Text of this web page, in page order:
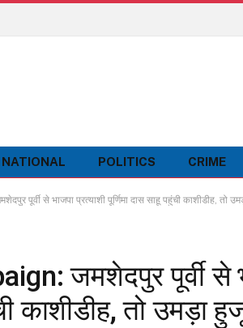
NATIONAL POLITICS CRIME
से भाजपा प्रत्याशी पूर्णिमा दास साहू पहुंची काशीडीह, तो
जमशेदपुर पूर्वी से
काशीडीह, तो उमड़ा